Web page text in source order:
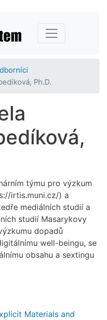
Ph.D.
týmu pro výzkum
irtis.muni.cz/) a
mediálních studií a
studií Masarykovy
dopadů
well-beingu, se
obsahu a sextingu
Materials and